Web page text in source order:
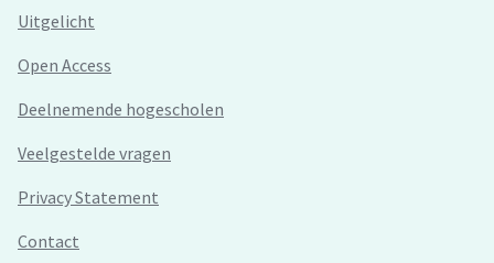
Uitgelicht
Open Access
Deelnemende hogescholen
Veelgestelde vragen
Privacy Statement
Contact